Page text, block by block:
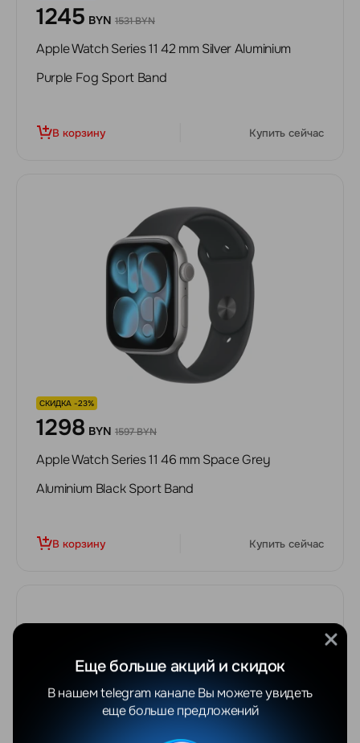
1245 BYN 1531 BYN
Apple Watch Series 11 42 mm Silver Aluminium
Purple Fog Sport Band
В корзину Купить сейчас
СКИДКА -23%
1298 BYN 1597 BYN
Apple Watch Series 11 46 mm Space Grey
Aluminium Black Sport Band
В корзину Купить сейчас
Еще больше акций и скидок
В нашем telegram канале Вы можете увидеть
еще больше предложений